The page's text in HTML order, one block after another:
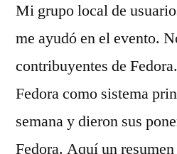
Mi grupo local de
me ayudó en el evento.
contribuyentes de
Fedora como sistema
semana y dieron sus
Fedora. Aquí un resumen